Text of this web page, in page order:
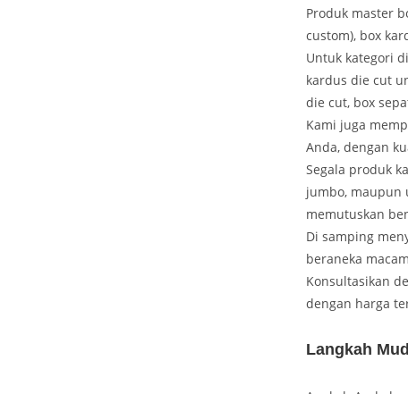
Produk master
custom), box
Untuk kategori
kardus die cut
die cut, box
Kami juga
Anda, dengan
Segala produk
jumbo, maupun
memutuskan
Di samping
beraneka
Konsultasikan
dengan harga
Langkah